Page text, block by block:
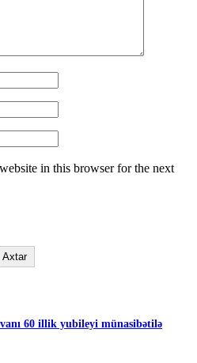
in this browser for the next
Axtar
60 illik yubileyi münasibətilə